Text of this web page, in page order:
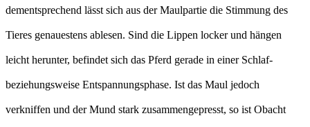
dementsprechend lässt sich aus der Maulpartie die Stimmung des
Tieres genauestens ablesen. Sind die Lippen locker und hängen
leicht herunter, befindet sich das Pferd gerade in einer Schlaf-
beziehungsweise Entspannungsphase. Ist das Maul jedoch
verkniffen und der Mund stark zusammengepresst, so ist Obacht